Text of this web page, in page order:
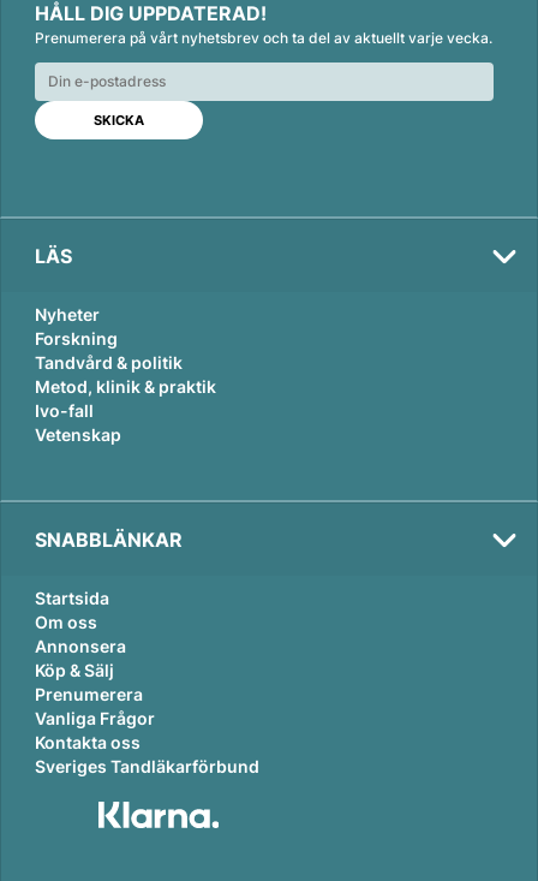
n
k
e
d
n
c
e
b
o
o
k
a
i
l
HÅLL DIG UPPDATERAD!
Prenumerera på vårt nyhetsbrev och ta del av aktuellt varje vecka.
LÄS
Nyheter
Forskning
Tandvård & politik
Metod, klinik & praktik
Ivo-fall
Vetenskap
SNABBLÄNKAR
Startsida
Om oss
Annonsera
Köp & Sälj
Prenumerera
Vanliga Frågor
Kontakta oss
Sveriges Tandläkarförbund